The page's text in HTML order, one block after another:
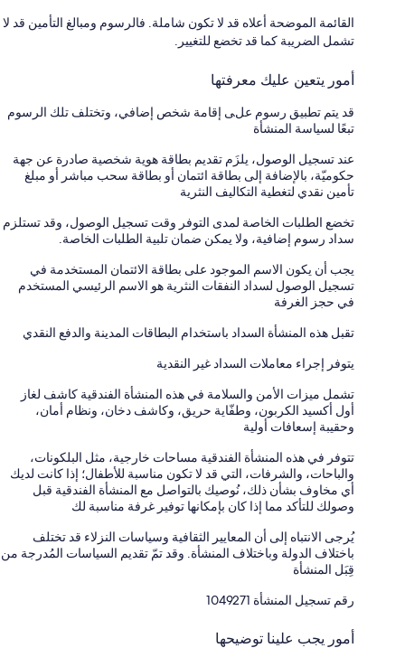
القائمة الموضحة أعلاه قد لا تكون شاملة. فالرسوم ومبالغ التأمين قد لا
تشمل الضريبة كما قد تخضع للتغيير.
أمور يتعين عليك معرفتها
قد يتم تطبيق رسوم على إقامة شخص إضافي، وتختلف تلك الرسوم
تبعًا لسياسة المنشأة
عند تسجيل الوصول، يلزَم تقديم بطاقة هوية شخصية صادرة عن جهة
حكوميّة، بالإضافة إلى بطاقة ائتمان أو بطاقة سحب مباشر أو مبلغ
تأمين نقدي لتغطية التكاليف النثرية
تخضع الطلبات الخاصة لمدى التوفر وقت تسجيل الوصول، وقد تستلزم
سداد رسوم إضافية، ولا يمكن ضمان تلبية الطلبات الخاصة.
يجب أن يكون الاسم الموجود على بطاقة الائتمان المستخدمة في
تسجيل الوصول لسداد النفقات النثرية هو الاسم الرئيسي المستخدم
في حجز الغرفة
تقبل هذه المنشأة السداد باستخدام البطاقات المدينة والدفع النقدي
يتوفر إجراء معاملات السداد غير النقدية
تشمل ميزات الأمن والسلامة في هذه المنشأة الفندقية كاشف لغاز
أول أكسيد الكربون، وطفّاية حريق، وكاشف دخان، ونظام أمان،
وحقيبة إسعافات أولية
تتوفر في هذه المنشأة الفندقية مساحات خارجية، مثل البلكونات،
والباحات، والشرفات، التي قد لا تكون مناسبة للأطفال؛ إذا كانت لديك
أي مخاوف بشأن ذلك، نُوصيك بالتواصل مع المنشأة الفندقية قبل
وصولك للتأكد مما إذا كان بإمكانها توفير غرفة مناسبة لك
يُرجى الانتباه إلى أن المعايير الثقافية وسياسات النزلاء قد تختلف
باختلاف الدولة وباختلاف المنشأة. وقد تمّ تقديم السياسات المُدرجة من
قِبَل المنشأة
رقم تسجيل المنشأة ⁦1049271⁩
أمور يجب علينا توضيحها